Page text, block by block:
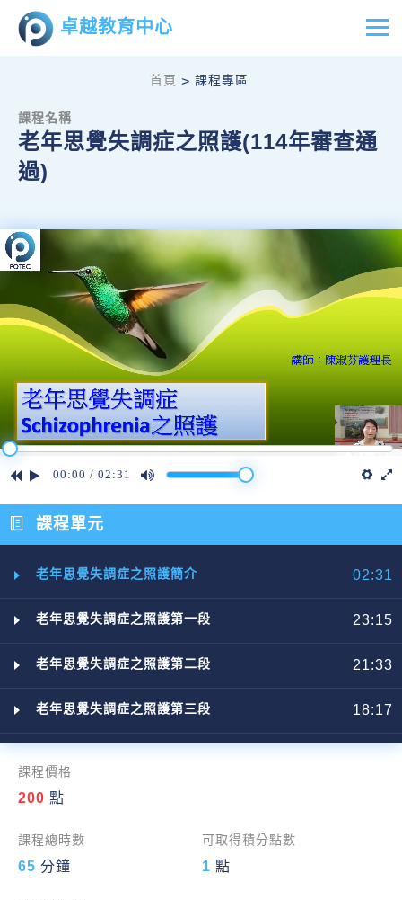
卓越教育中心
首頁 > 課程專區
課程名稱
老年思覺失調症之照護(114年審查通
過)
00:00 / 02:31
課程單元
老年思覺失調症之照護簡介 02:31
老年思覺失調症之照護第一段 23:15
老年思覺失調症之照護第二段 21:33
老年思覺失調症之照護第三段 18:17
課程價格
200 點
課程總時數
65 分鐘
可取得積分點數
1 點